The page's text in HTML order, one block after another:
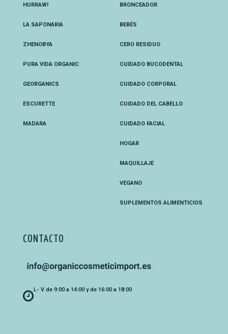
HURRAW!
LA SAPONARIA
ZHENOBYA
PURA VIDA ORGANIC
GEORGANICS
ESCURETTE
MADARA
BRONCEADOR
BEBÉS
CERO RESIDUO
CUIDADO BUCODENTAL
CUIDADO CORPORAL
CUIDADO DEL CABELLO
CUIDADO FACIAL
HOGAR
MAQUILLAJE
VEGANO
SUPLEMENTOS ALIMENTICIOS
CONTACTO
L- V de 9:00 a 14:00 y de 16:00 a 18:00